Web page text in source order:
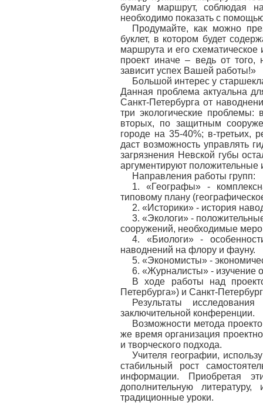
бумагу маршрут, соблюдая
необходимо показать с
Продумайте, как можно
буклет, в котором будет
маршрута и его
проект иначе – ведь от того,
зависит успех Вашей работы!»
Большой интерес у
Данная проблема актуальна
Санкт-Петербурга от
три экологические
вторых, по защитным
городе на 35-40%; в-третьих,
даст возможность управлять
загрязнения Невской губы
аргументируют положительные
Направления работы групп:
1. «Географы» -
типовому плану
2. «Историки» - история
3. «Экологи» -
сооружений, необходимые
4. «Биологи» -
наводнений на флору и фауну.
5. «Экономисты» -
6. «Журналисты» - изучение
В ходе работы над
Петербурга») и Санкт-
Результаты
заключительной конференции.
Возможности метода
же время организация
и творческого подхода.
Учителя географии,
стабильный рост
информации. Приобретая
дополнительную
традиционные уроки.